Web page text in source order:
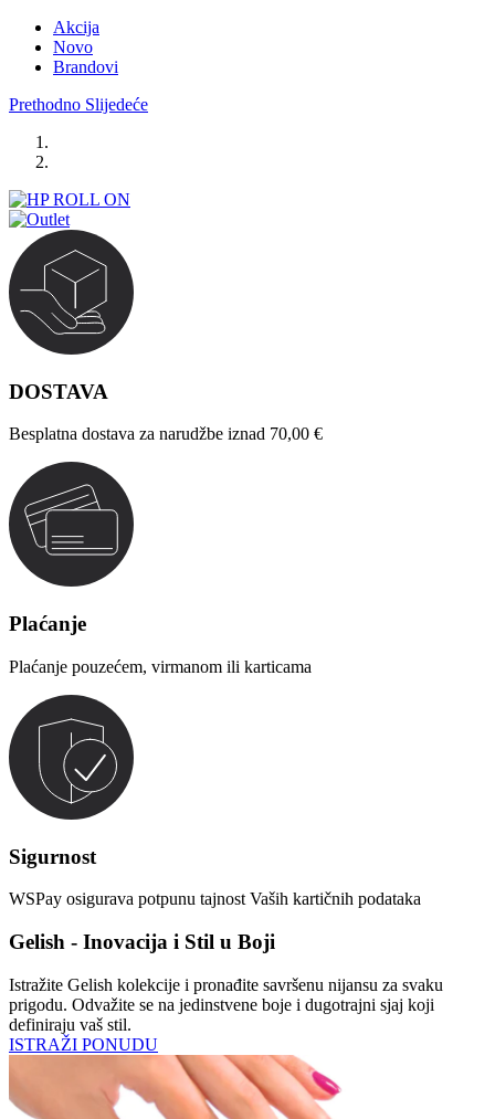
Akcija
Novo
Brandovi
Prethodno Slijedeće
DOSTAVA
Besplatna dostava za narudžbe iznad 70,00 €
Plaćanje
Plaćanje pouzećem, virmanom ili karticama
Sigurnost
WSPay osigurava potpunu tajnost Vaših kartičnih podataka
Gelish - Inovacija i Stil u Boji
Istražite Gelish kolekcije i pronađite savršenu nijansu za svaku
prigodu. Odvažite se na jedinstvene boje i dugotrajni sjaj koji
definiraju vaš stil.
ISTRAŽI PONUDU